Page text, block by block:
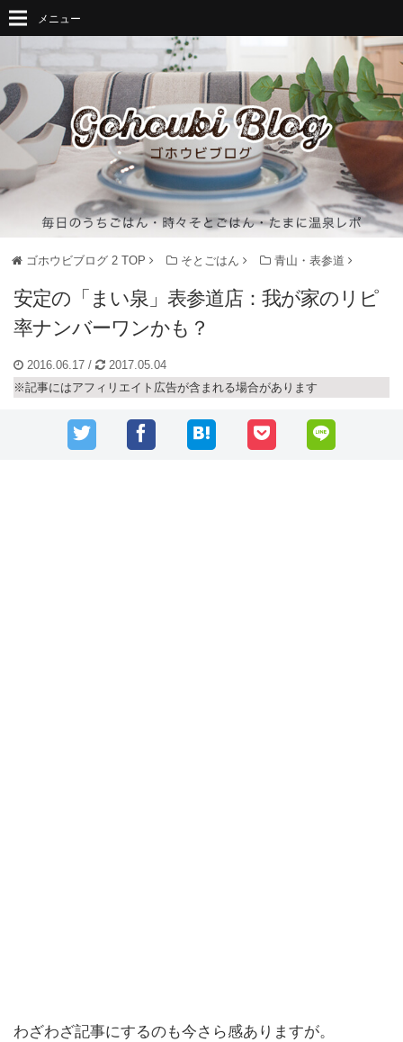
メニュー
ゴホウビブログ 2TOP そとごはん 青山・表参道
安定の「まい泉」表参道店：我が家のリピ
率ナンバーワンかも？
2016.06.17 /
2017.05.04
※記事にはアフィリエイト広告が含まれる場合があります
わざわざ記事にするのも今さら感ありますが。